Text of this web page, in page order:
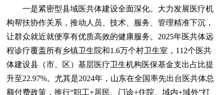
一是紧密型县域医共体建设全面深化。大力发展医疗机
构帮扶协作关系，推动人员、技术、服务、管理精准下沉，
让群众就近就便享有优质高效的健康服务。2025年医共体远
程诊疗覆盖所有乡镇卫生院和1.6万个村卫生室，112个医共
体建设县（市、区）基层医疗卫生机构医保基金支出占比提
升至22.97%。尤其是2024年，山东在全国率先出台医共体总
额付费政策，推行“职工+居民、门诊+住院、域内+域外”打